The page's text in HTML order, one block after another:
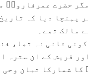
حضرت عمرفاروقؓ
پہنچا دیا کہ
مالک تھے۔
ثانی نہ تھا،
قریش کے ان سترہ
شمارکا تبان وحی